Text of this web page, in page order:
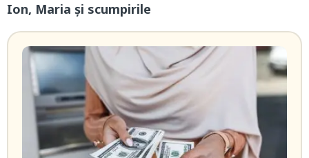
Ion, Maria și scumpirile